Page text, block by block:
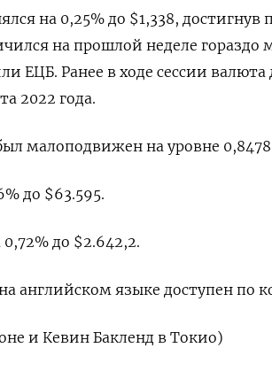
на 0,25% до $1,338​, достигнув
на прошлой неделе гораздо
ЕЦБ. Ранее в ходе сессии валюта
2022 года.
малоподвижен на уровне
до $63.595.
до $2.642,2.
английском языке доступен по
и Кевин Бакленд в Токио)